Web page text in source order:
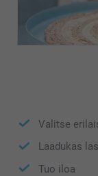
Valitse
Laadukas
Tuo iloa